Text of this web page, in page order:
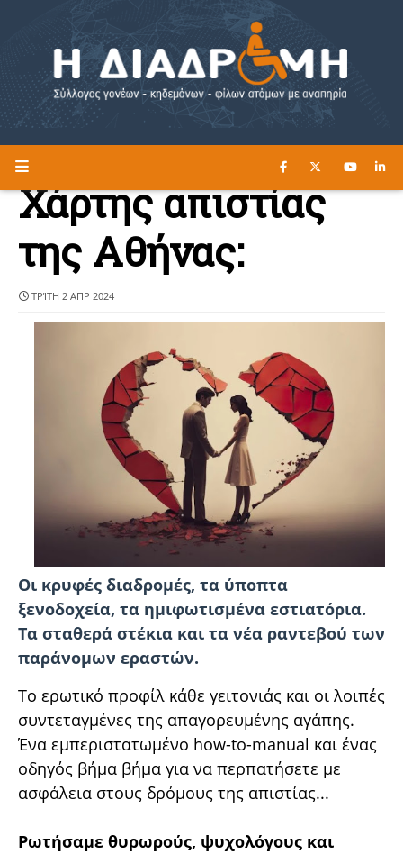
Η ΔΙΑΔΡΟΜΗ ΔΙΑΒΑΣΤΕ ΕΔΩ ►
Χάρτης απιστίας
της Αθήνας:
ΤΡΊΤΗ 2 ΑΠΡ 2024
Οι κρυφές διαδρομές, τα ύποπτα
ξενοδοχεία, τα ημιφωτισμένα εστιατόρια.
Τα σταθερά στέκια και τα νέα ραντεβού των
παράνομων εραστών.
Το ερωτικό προφίλ κάθε γειτονιάς και οι λοιπές
συντεταγμένες της απαγορευμένης αγάπης.
Ένα εμπεριστατωμένο how-to-manual και ένας
οδηγός βήμα βήμα για να περπατήσετε με
ασφάλεια στους δρόμους της απιστίας...
Ρωτήσαμε θυρωρούς, ψυχολόγους και